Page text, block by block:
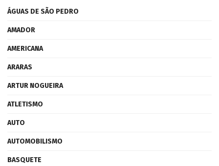
ÁGUAS DE SÃO PEDRO
AMADOR
AMERICANA
ARARAS
ARTUR NOGUEIRA
ATLETISMO
AUTO
AUTOMOBILISMO
BASQUETE